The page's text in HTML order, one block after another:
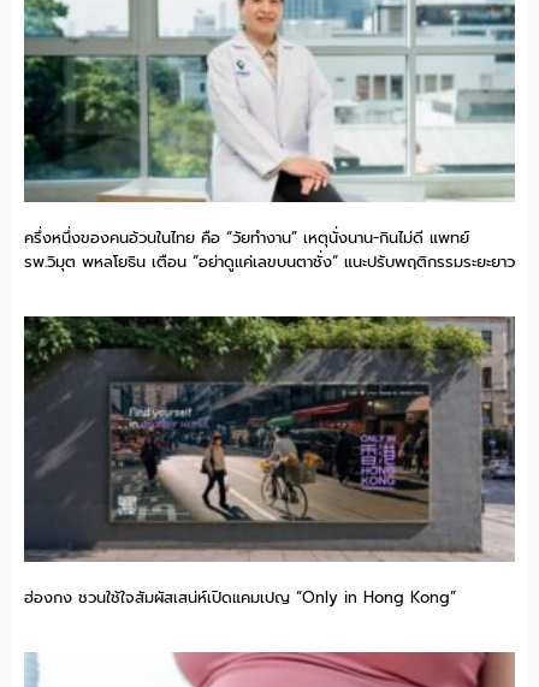
ครึ่งหนึ่งของคนอ้วนในไทย คือ “วัยทำงาน” เหตุนั่งนาน-กินไม่ดี แพทย์
รพ.วิมุต พหลโยธิน เตือน “อย่าดูแค่เลขบนตาชั่ง” แนะปรับพฤติกรรมระยะยาว
ฮ่องกง ชวนใช้ใจสัมผัสเสน่ห์เปิดแคมเปญ “Only in Hong Kong”